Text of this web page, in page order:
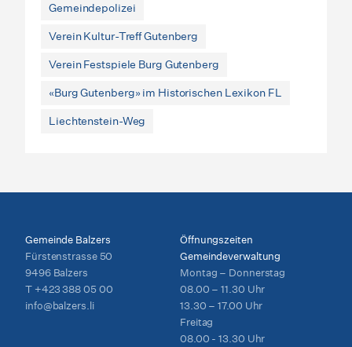
Gemeindepolizei
Verein Kultur-Treff Gutenberg
Verein Festspiele Burg Gutenberg
«Burg Gutenberg» im Historischen Lexikon FL
Liechtenstein-Weg
Gemeinde Balzers
Fürstenstrasse 50
9496 Balzers
T +423 388 05 00
info@balzers.li
Öffnungszeiten
Gemeindeverwaltung
Montag – Donnerstag
08.00 – 11.30 Uhr
13.30 – 17.00 Uhr
Freitag
08.00 - 13.30 Uhr